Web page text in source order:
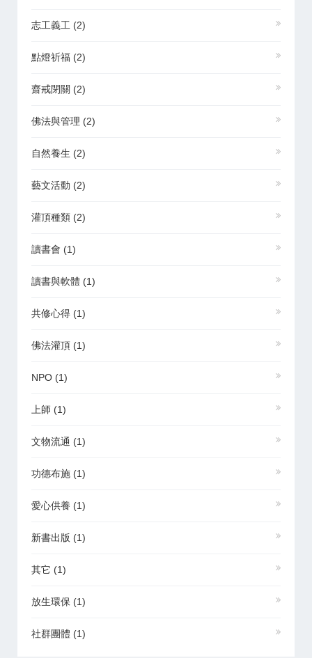
志工義工 (2)
點燈祈福 (2)
齋戒閉關 (2)
佛法與管理 (2)
自然養生 (2)
藝文活動 (2)
灌頂種類 (2)
讀書會 (1)
讀書與軟體 (1)
共修心得 (1)
佛法灌頂 (1)
NPO (1)
上師 (1)
文物流通 (1)
功德布施 (1)
愛心供養 (1)
新書出版 (1)
其它 (1)
放生環保 (1)
社群團體 (1)